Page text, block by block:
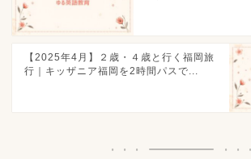
【2025年4月】２歳・４歳と行く福岡旅
行｜キッザニア福岡を2時間パスで...